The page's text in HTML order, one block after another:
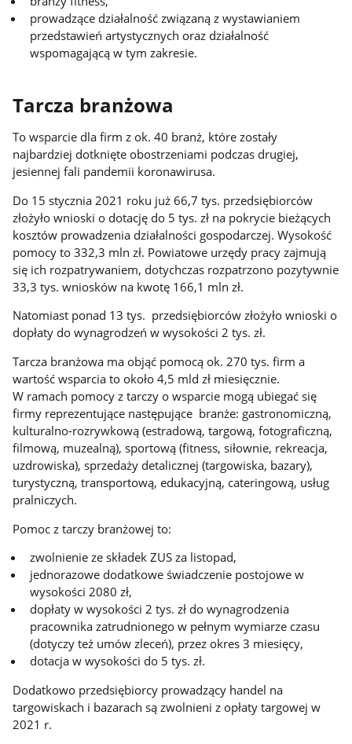
prowadzące działalność związaną z wystawianiem
przedstawień artystycznych oraz działalność
wspomagającą w tym zakresie.
Tarcza branżowa
To wsparcie dla firm z ok. 40 branż, które zostały
najbardziej dotknięte obostrzeniami podczas drugiej,
jesiennej fali pandemii koronawirusa.
Do 15 stycznia 2021 roku już 66,7 tys. przedsiębiorców
złożyło wnioski o dotację do 5 tys. zł na pokrycie bieżących
kosztów prowadzenia działalności gospodarczej. Wysokość
pomocy to 332,3 mln zł. Powiatowe urzędy pracy zajmują
się ich rozpatrywaniem, dotychczas rozpatrzono pozytywnie
33,3 tys. wniosków na kwotę 166,1 mln zł.
Natomiast ponad 13 tys. przedsiębiorców złożyło wnioski o
dopłaty do wynagrodzeń w wysokości 2 tys. zł.
Tarcza branżowa ma objąć pomocą ok. 270 tys. firm a
wartość wsparcia to około 4,5 mld zł miesięcznie.
W ramach pomocy z tarczy o wsparcie mogą ubiegać się
firmy reprezentujące następujące branże: gastronomiczną,
kulturalno-rozrywkową (estradową, targową, fotograficzną,
filmową, muzealną), sportową (fitness, siłownie, rekreacja,
uzdrowiska), sprzedaży detalicznej (targowiska, bazary),
turystyczną, transportową, edukacyjną, cateringową, usług
pralniczych.
Pomoc z tarczy branżowej to:
zwolnienie ze składek ZUS za listopad,
jednorazowe dodatkowe świadczenie postojowe w
wysokości 2080 zł,
dopłaty w wysokości 2 tys. zł do wynagrodzenia
pracownika zatrudnionego w pełnym wymiarze czasu
(dotyczy też umów zleceń), przez okres 3 miesięcy,
dotacja w wysokości do 5 tys. zł.
Dodatkowo przedsiębiorcy prowadzący handel na
targowiskach i bazarach są zwolnieni z opłaty targowej w
2021 r.